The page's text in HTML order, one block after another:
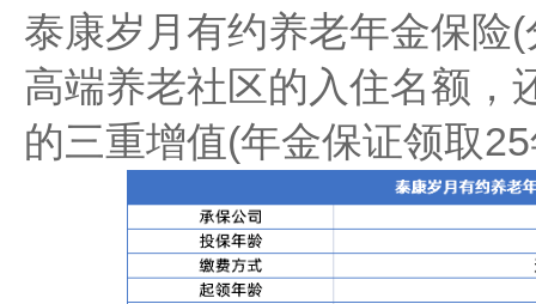
泰康岁月有约养老年金保险
高端养老社区的入住名额，
的三重增值(年金保证领取